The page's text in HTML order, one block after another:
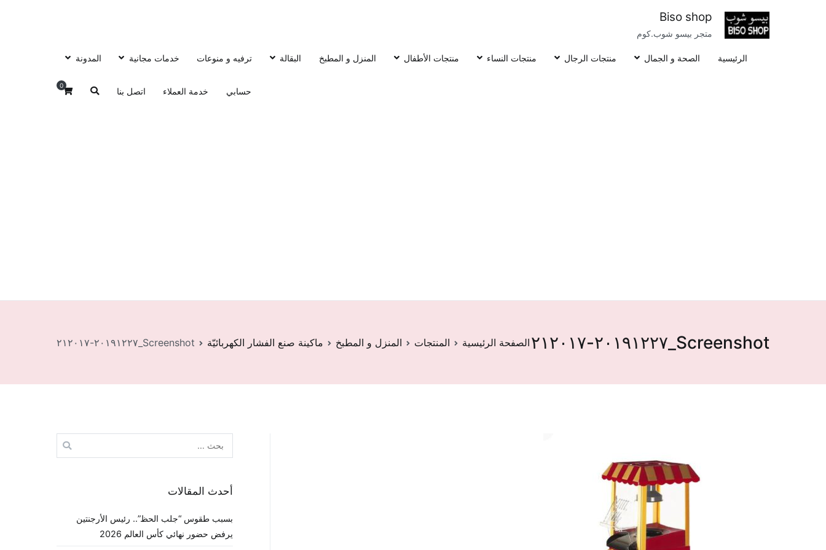
Biso shop
متجر بيسو شوب.كوم
الرئيسية الصحة و الجمال منتجات الرجال منتجات النساء منتجات الأطفال المنزل و المطبخ البقالة ترفيه و منوعات خدمات مجانية المدونة
حسابي خدمة العملاء اتصل بنا
0
Screenshot_٢٠١٩١٢٢٧-٢١٢٠١٧ الصفحة الرئيسية المنتجات المنزل و المطبخ ماكينة صنع الفشار الكهربائيّة Screenshot_٢٠١٩١٢٢٧-٢١٢٠١٧
عن:
أحدث المقالات
بسبب طقوس “جلب الحظ”.. رئيس الأرجنتين
يرفض حضور نهائي كأس العالم 2026